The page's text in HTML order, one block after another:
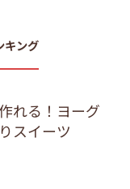
キング
れる！ヨーグ
スイーツ